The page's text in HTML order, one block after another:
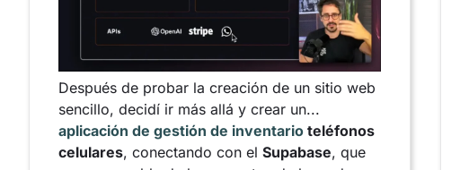
Después de probar la creación de un sitio web
sencillo, decidí ir más allá y crear un...
aplicación de gestión de inventario teléfonos
celulares, conectando con el Supabase, que